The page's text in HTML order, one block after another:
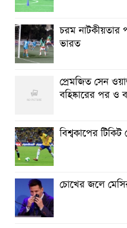
চরম নাটকীয়তার
ভারত
প্রেমজিত সেন
বহিষ্কারের পর ও
বিশ্বকাপের
চোখের জলে